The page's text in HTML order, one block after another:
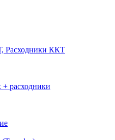
Расходники ККТ
расходники